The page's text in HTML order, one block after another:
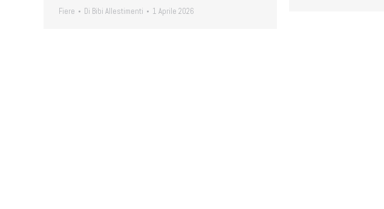
Fiere Di Bibi Allestimenti 1 Aprile 2026